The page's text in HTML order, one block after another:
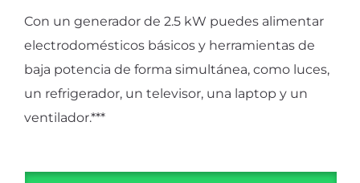
Con un generador de 2.5 kW puedes alimentar
electrodomésticos básicos y herramientas de
baja potencia de forma simultánea, como luces,
un refrigerador, un televisor, una laptop y un
ventilador.***